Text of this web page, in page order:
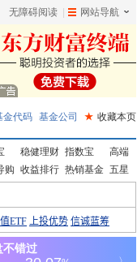
无障碍阅读 网站导航
金代码 基金公司 ★ 收藏本页
稳健理财 指数宝
高端
购 收益排行 热销基金 五星